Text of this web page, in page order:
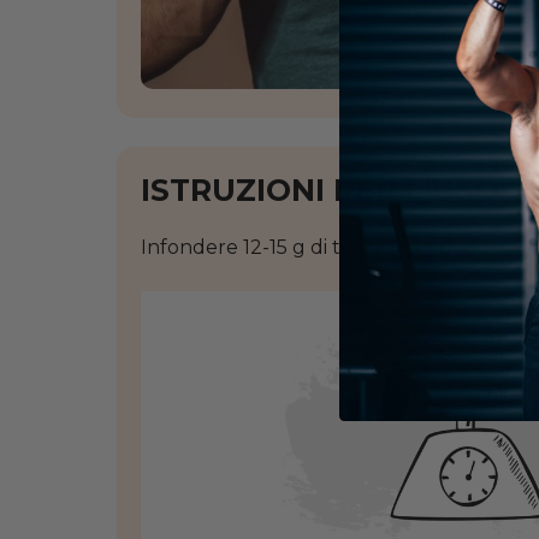
ISTRUZIONI PER L'USO
Infondere 12-15 g di tè per litro d'acqua